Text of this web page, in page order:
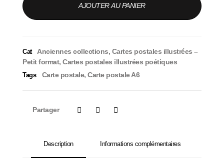
AJOUTER AU PANIER
Cat Anciennes collections, Cartes postales illustrées –
Petit format, Cartes postales illustrées poétiques
Tags Carte postale, Carte postale A6
Partager
Description Informations complémentaires